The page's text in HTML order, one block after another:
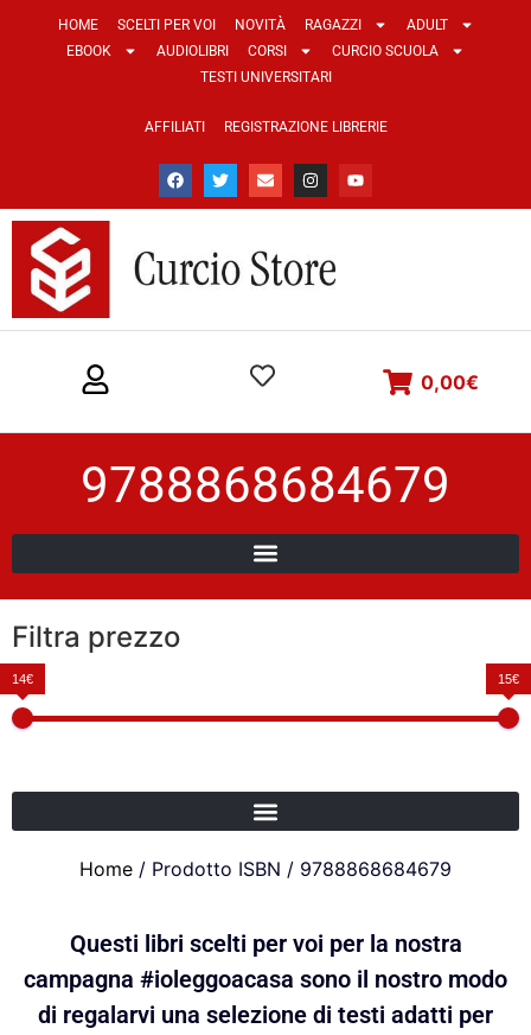
HOME SCELTI PER VOI NOVITÀ RAGAZZI
ADULT
EBOOK
AUDIOLIBRI CORSI
CURCIO SCUOLA
TESTI UNIVERSITARI
AFFILIATI REGISTRAZIONE LIBRERIE
0,00€
9788868684679
Filtra prezzo
14€ 15€
Home / Prodotto ISBN / 9788868684679
Questi libri scelti per voi per la nostra
campagna #ioleggoacasa sono il nostro modo
di regalarvi una selezione di testi adatti per